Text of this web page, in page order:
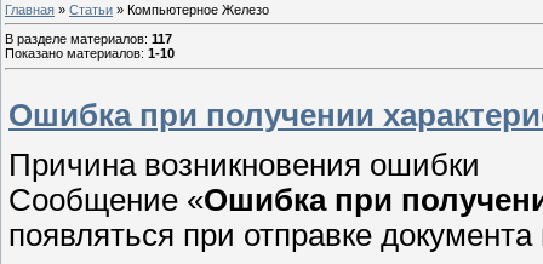
Главная » Статьи » Компьютерное Железо
В разделе материалов: 117
Показано материалов: 1-10
Ошибка при получении
Причина возникновения ошибки
Сообщение «Ошибка при
появляться при отправке